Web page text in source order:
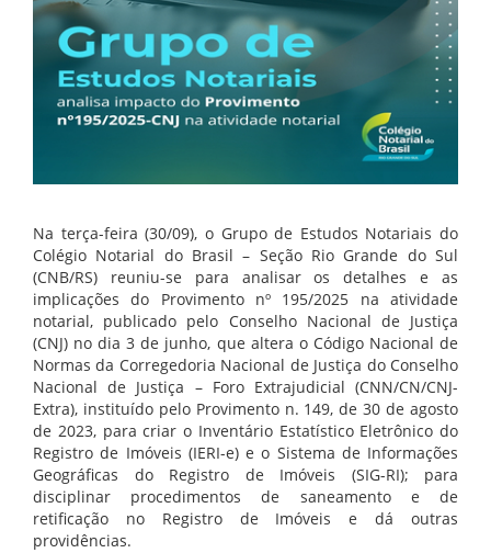
Na terça-feira (30/09), o Grupo de Estudos Notariais do
Colégio Notarial do Brasil – Seção Rio Grande do Sul
(CNB/RS) reuniu-se para analisar os detalhes e as
implicações do Provimento nº 195/2025 na atividade
notarial, publicado pelo Conselho Nacional de Justiça
(CNJ) no dia 3 de junho, que altera o Código Nacional de
Normas da Corregedoria Nacional de Justiça do Conselho
Nacional de Justiça – Foro Extrajudicial (CNN/CN/CNJ-
Extra), instituído pelo Provimento n. 149, de 30 de agosto
de 2023, para criar o Inventário Estatístico Eletrônico do
Registro de Imóveis (IERI-e) e o Sistema de Informações
Geográficas do Registro de Imóveis (SIG-RI); para
disciplinar procedimentos de saneamento e de
retificação no Registro de Imóveis e dá outras
providências.